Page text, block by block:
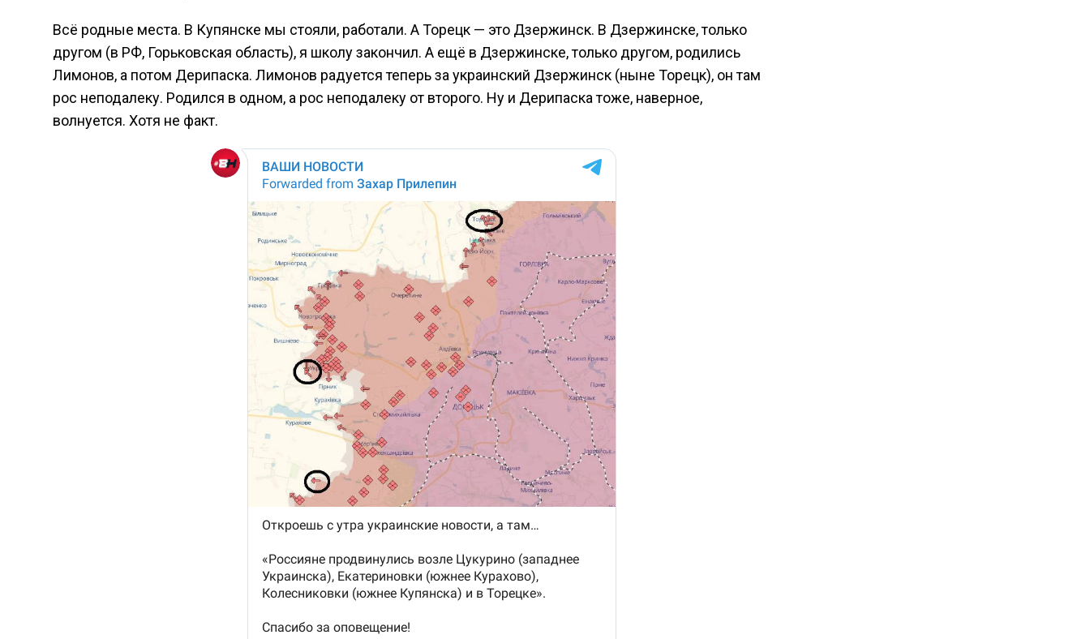
Всё родные места. В Купянске мы стояли, работали. А Торецк — это Дзержинск. В Дзержинске, только
другом (в РФ, Горьковская область), я школу закончил. А ещё в Дзержинске, только другом, родились
Лимонов, а потом Дерипаска. Лимонов радуется теперь за украинский Дзержинск (ныне Торецк), он там
рос неподалеку. Родился в одном, а рос неподалеку от второго. Ну и Дерипаска тоже, наверное,
волнуется. Хотя не факт.